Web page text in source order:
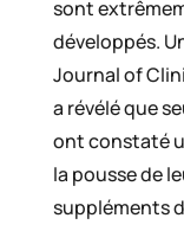
sont
développés.
Journal of
a révélé que
ont constaté
la pousse de
suppléments